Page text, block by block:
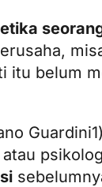
itu belum
Guardini